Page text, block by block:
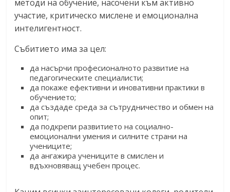
методи на обучение, насочени към активно
участие, критическо мислене и емоционална
интелигентност.
Събитието има за цел:
да насърчи професионалното развитие на
педагогическите специалисти;
да покаже ефективни и иновативни практики в
обучението;
да създаде среда за сътрудничество и обмен на
опит;
да подкрепи развитието на социално-
емоционални умения и силните страни на
учениците;
да ангажира учениците в смислен и
вдъхновяващ учебен процес.